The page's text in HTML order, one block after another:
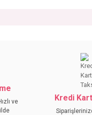
ve
Kredi